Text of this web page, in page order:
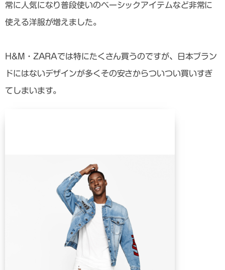
常に人気になり普段使いのベーシックアイテムなど非常に
使える洋服が増えました。
H&M・ZARAでは特にたくさん買うのですが、日本ブラン
ドにはないデザインが多くその安さからついつい買いすぎ
てしまいます。